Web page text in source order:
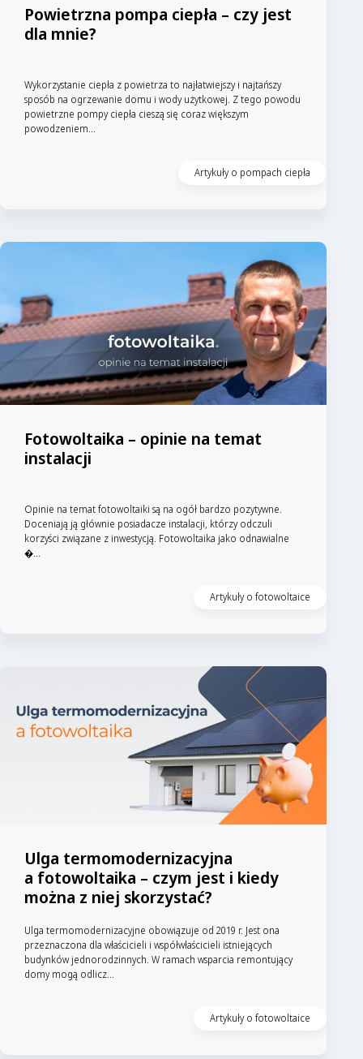
Powietrzna pompa ciepła – czy jest
dla mnie?
Wykorzystanie ciepła z powietrza to najłatwiejszy i najtańszy
sposób na ogrzewanie domu i wody użytkowej. Z tego powodu
powietrzne pompy ciepła cieszą się coraz większym
powodzeniem...
Artykuły o pompach ciepła
Fotowoltaika – opinie na temat
instalacji
Opinie na temat fotowoltaiki są na ogół bardzo pozytywne.
Doceniają ją głównie posiadacze instalacji, którzy odczuli
korzyści związane z inwestycją. Fotowoltaika jako odnawialne
�...
Artykuły o fotowoltaice
Ulga termomodernizacyjna
a fotowoltaika – czym jest i kiedy
można z niej skorzystać?
Ulga termomodernizacyjne obowiązuje od 2019 r. Jest ona
przeznaczona dla właścicieli i współwłaścicieli istniejących
budynków jednorodzinnych. W ramach wsparcia remontujący
domy mogą odlicz...
Artykuły o fotowoltaice